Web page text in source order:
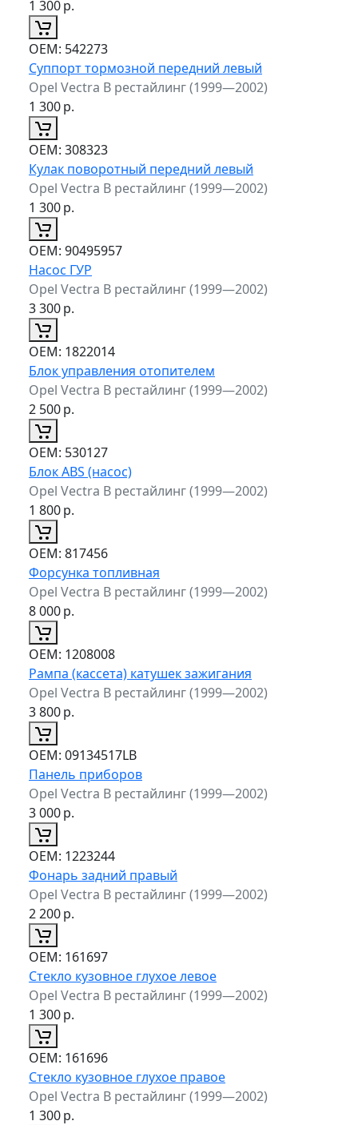
1 300р.
ОЕМ: 542273
Суппорт тормозной передний левый
Opel Vectra B рестайлинг (1999—2002)
1 300р.
ОЕМ: 308323
Кулак поворотный передний левый
Opel Vectra B рестайлинг (1999—2002)
1 300р.
ОЕМ: 90495957
Насос ГУР
Opel Vectra B рестайлинг (1999—2002)
3 300р.
ОЕМ: 1822014
Блок управления отопителем
Opel Vectra B рестайлинг (1999—2002)
2 500р.
ОЕМ: 530127
Блок ABS (насос)
Opel Vectra B рестайлинг (1999—2002)
1 800р.
ОЕМ: 817456
Форсунка топливная
Opel Vectra B рестайлинг (1999—2002)
8 000р.
ОЕМ: 1208008
Рампа (кассета) катушек зажигания
Opel Vectra B рестайлинг (1999—2002)
3 800р.
ОЕМ: 09134517LB
Панель приборов
Opel Vectra B рестайлинг (1999—2002)
3 000р.
ОЕМ: 1223244
Фонарь задний правый
Opel Vectra B рестайлинг (1999—2002)
2 200р.
ОЕМ: 161697
Стекло кузовное глухое левое
Opel Vectra B рестайлинг (1999—2002)
1 300р.
ОЕМ: 161696
Стекло кузовное глухое правое
Opel Vectra B рестайлинг (1999—2002)
1 300р.